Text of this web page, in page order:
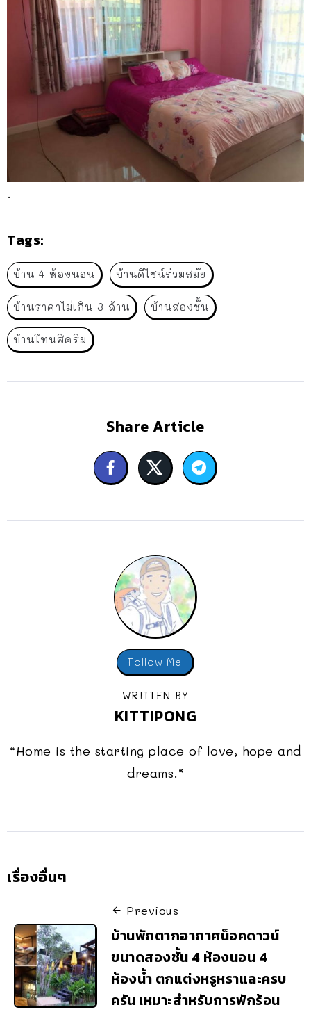
.
Tags:
บ้าน 4 ห้องนอน บ้านดีไซน์ร่วมสมัย
บ้านราคาไม่เกิน 3 ล้าน บ้านสองชั้น
บ้านโทนสีครีม
Share Article
Follow Me
WRITTEN BY
KITTIPONG
“Home is the starting place of love, hope and
dreams.”
เรื่องอื่นๆ
Previous
บ้านพักตากอากาศน็อคดาวน์
ขนาดสองชั้น 4 ห้องนอน 4
ห้องน้ำ ตกแต่งหรูหราและครบ
ครัน เหมาะสำหรับการพักร้อน